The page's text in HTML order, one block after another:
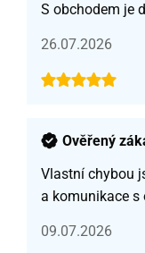
S obchodem je
26.07.2026
Ověřený
Vlastní chybou
a komunikace s
09.07.2026